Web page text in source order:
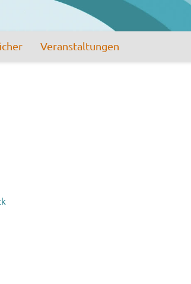
Veranstaltungen